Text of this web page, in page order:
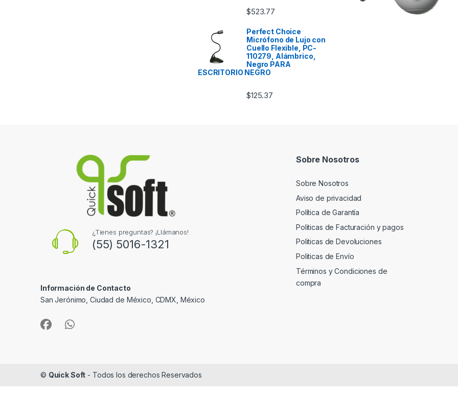
$523.77
Perfect Choice
Micrófono de Lujo con
Cuello Flexible, PC-
110279, Alámbrico,
Negro PARA
ESCRITORIO NEGRO
$125.37
¿Tienes preguntas? ¡Llámanos!
(55) 5016-1321
Información de Contacto
San Jerónimo, Ciudad de México, CDMX, México
Sobre Nosotros
Sobre Nosotros
Aviso de privacidad
Política de Garantía
Politicas de Facturación y pagos
Politicas de Devoluciones
Politicas de Envío
Términos y Condiciones de
compra
© Quick Soft - Todos los derechos Reservados